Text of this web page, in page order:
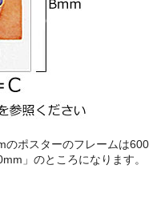
のポスターのフレームは600
」のところになります。